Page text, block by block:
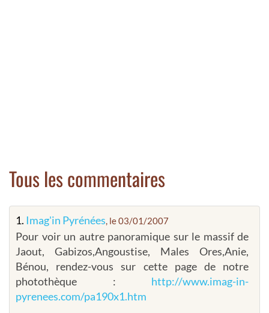
Tous les commentaires
1. Imag'in Pyrénées, le 03/01/2007
Pour voir un autre panoramique sur le massif de
Jaout, Gabizos,Angoustise, Males Ores,Anie,
Bénou, rendez-vous sur cette page de notre
photothèque : http://www.imag-in-
pyrenees.com/pa190x1.htm